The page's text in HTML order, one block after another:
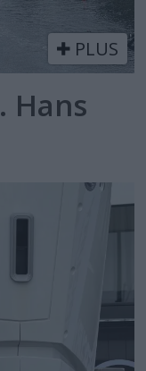
PLUS
Hans